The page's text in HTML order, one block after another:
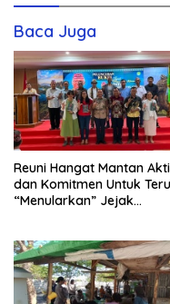
Baca Juga
Reuni Hangat Mantan
dan Komitmen Untuk
“Menularkan” Jejak